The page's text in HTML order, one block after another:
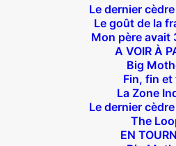
Le dernier
Le goût de la
Mon père avait
A VOIR À
Big
Fin, fin et
La Zone
Le dernier
The
EN